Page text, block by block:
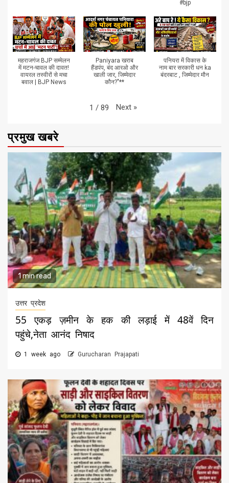
#bjp
महराजगंज BJP सम्मेलन
में मटन-चावल की दावत!
वायरल तस्वीरों से मचा
बवाल | BJP News
Paniyara खराब
हैंडपंप, बंद आरओ और
खाली जार, जिम्मेदार
कौन?"**
पनियरा में विकास के
नाम बार सरकारी धन ka
बंदरबाट , जिम्मेदार मौन
1 / 89 Next »
प्रमुख खबरे
1 min read
उत्तर प्रदेश
55 एकड़ ज़मीन के हक की लड़ाई में 48वें दिन
पहुंचे,नेता आनंद निषाद
1 week ago Gurucharan Prajapati